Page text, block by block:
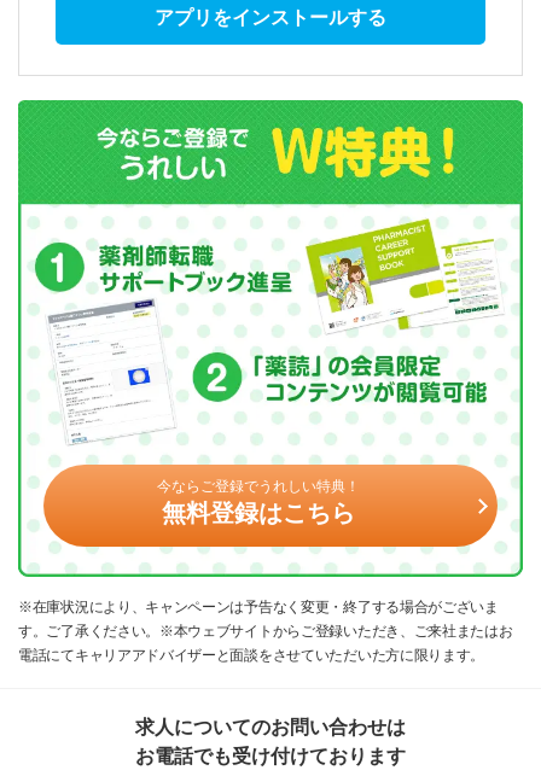
アプリをインストールする
今ならご登録でうれしい特典！
無料登録はこちら
※在庫状況により、キャンペーンは予告なく変更・終了する場合がございま
す。ご了承ください。※本ウェブサイトからご登録いただき、ご来社またはお
電話にてキャリアアドバイザーと面談をさせていただいた方に限ります。
求人についてのお問い合わせは
お電話でも受け付けております